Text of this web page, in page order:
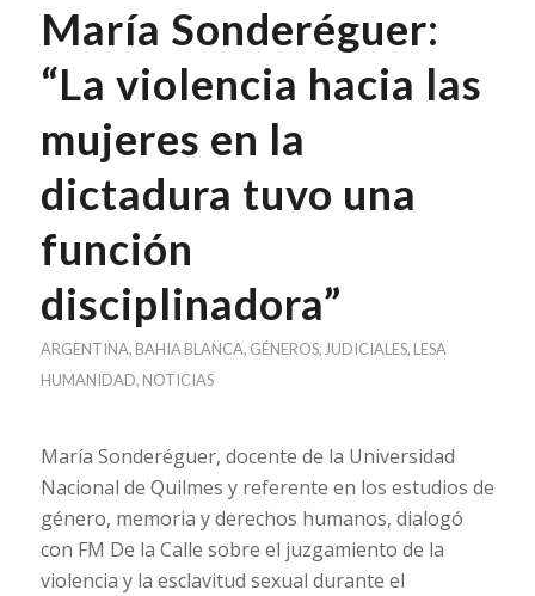
María Sonderéguer:
“La violencia hacia las
mujeres en la
dictadura tuvo una
función
disciplinadora”
ARGENTINA, BAHIA BLANCA, GÉNEROS, JUDICIALES, LESA
HUMANIDAD, NOTICIAS
María Sonderéguer, docente de la Universidad
Nacional de Quilmes y referente en los estudios de
género, memoria y derechos humanos, dialogó
con FM De la Calle sobre el juzgamiento de la
violencia y la esclavitud sexual durante el